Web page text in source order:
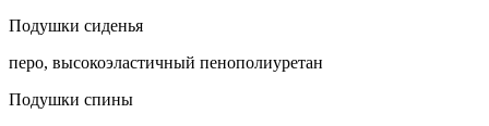
Подушки сиденья
перо, высокоэластичный пенополиуретан
Подушки спины